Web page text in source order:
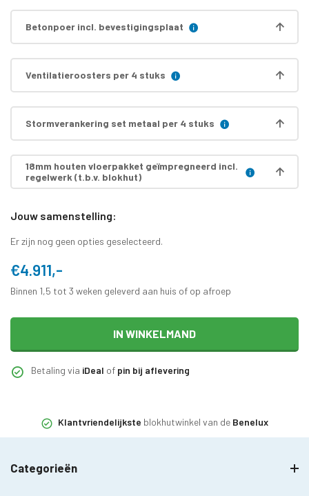
Betonpoer incl. bevestigingsplaat
Ventilatieroosters per 4 stuks
Stormverankering set metaal per 4 stuks
18mm houten vloerpakket geïmpregneerd incl.
regelwerk (t.b.v. blokhut)
Jouw samenstelling:
Er zijn nog geen opties geselecteerd.
€4.911,-
Binnen 1,5 tot 3 weken geleverd aan huis of op afroep
IN WINKELMAND
Betaling via iDeal of pin bij aflevering
Klantvriendelijkste blokhutwinkel van de Benelux
Categorieën